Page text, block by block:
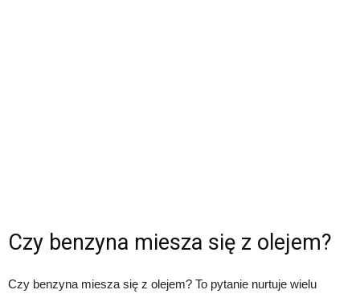
Czy benzyna miesza się z olejem?
Czy benzyna miesza się z olejem? To pytanie nurtuje wielu